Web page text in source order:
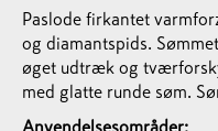
Paslode firkantet
og diamantspids.
øget udtræk og
med glatte runde søm.
Anvendelsesområder: